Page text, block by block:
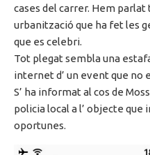
cases del carrer. Hem parlat
urbanització que ha fet les
que es celebri.
Tot plegat sembla una
internet d’ un event que no
S’ ha informat al cos de
policia local a l’ objecte
oportunes.